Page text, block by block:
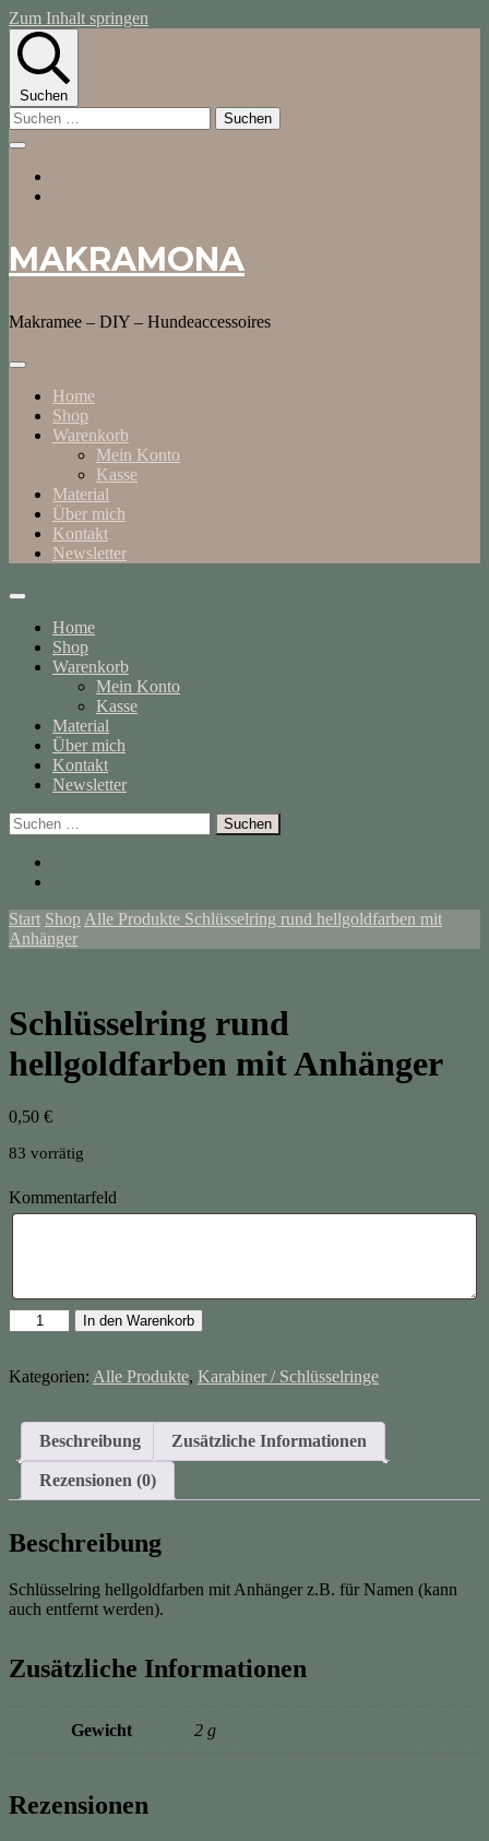
Zum Inhalt springen
Suchen
Suchen
nach:
MAKRAMONA
Makramee – DIY – Hundeaccessoires
Home
Shop
Warenkorb
Mein Konto
Kasse
Material
Über mich
Kontakt
Newsletter
Home
Shop
Warenkorb
Mein Konto
Kasse
Material
Über mich
Kontakt
Newsletter
Suchen
nach:
Start Shop Alle Produkte Schlüsselring rund hellgoldfarben mit
Anhänger
Schlüsselring rund
hellgoldfarben mit Anhänger
0,50 €
83 vorrätig
Kommentarfeld
Schlüsselring
mit
In den Warenkorb
Kategorien: Alle Produkte, Karabiner / Schlüsselringe
Beschreibung Zusätzliche Informationen
Rezensionen (0)
Beschreibung
Schlüsselring hellgoldfarben mit Anhänger z.B. für Namen (kann
auch entfernt werden).
Zusätzliche Informationen
Gewicht 2 g
Rezensionen